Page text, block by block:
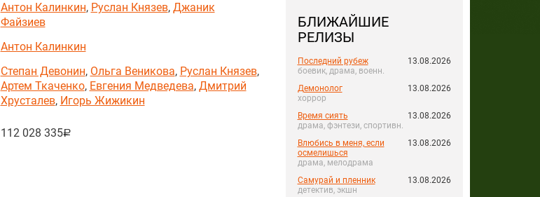
БЛИЖАЙШИЕ
РЕЛИЗЫ
Последний рубеж
боевик, драма, военн.
13.08.2026
Демонолог
хоррор
13.08.2026
Время сиять
драма, фэнтези, спортивн.
13.08.2026
Влюбись в меня, если
осмелишься
драма, мелодрама
13.08.2026
Самурай и пленник
детектив, экшн
13.08.2026
Антон Калинкин, Руслан Князев, Джаник
Файзиев
Антон Калинкин
Степан Девонин, Ольга Веникова, Руслан Князев,
Артем Ткаченко, Евгения Медведева, Дмитрий
Хрусталев, Игорь Жижикин
112 028 335руб.